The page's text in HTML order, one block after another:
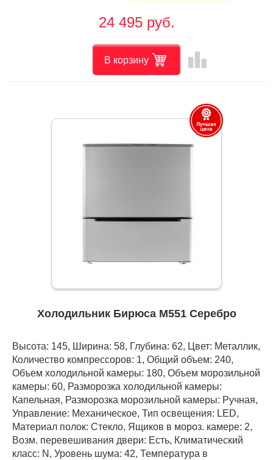
24 495 руб.
В корзину leaderboard
Холодильник Бирюса M551 Серебро
Высота: 145, Ширина: 58, Глубина: 62, Цвет: Металлик,
Количество компрессоров: 1, Общий объем: 240,
Объем холодильной камеры: 180, Объем морозильной
камеры: 60, Разморозка холодильной камеры:
Капельная, Разморозка морозильной камеры: Ручная,
Управление: Механическое, Тип освещения: LED,
Материал полок: Стекло, Ящиков в мороз. камере: 2,
Возм. перевешивания двери: Есть, Климатический
класс: N, Уровень шума: 42, Температура в